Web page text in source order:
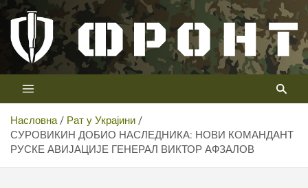
Скип
цонтент
Телевизија ФРОНТ
Први војни канал у Србији
Насловна
Рат у Украјини
СУРОВИКИН ДОБИО НАСЛЕДНИКА: НОВИ КОМАНДАНТ
РУСКЕ АВИЈАЦИЈЕ ГЕНЕРАЛ ВИКТОР АФЗАЛОВ